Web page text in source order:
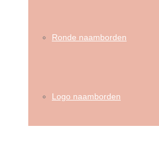
Ronde naamborden
Logo naamborden